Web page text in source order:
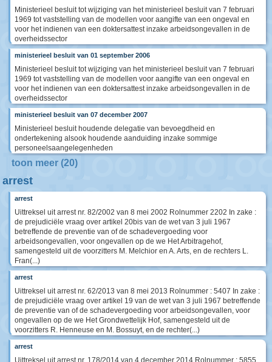
Ministerieel besluit tot wijziging van het ministerieel besluit van 7 februari
1969 tot vaststelling van de modellen voor aangifte van een ongeval en
voor het indienen van een doktersattest inzake arbeidsongevallen in de
overheidssector
ministerieel besluit van 01 september 2006
Ministerieel besluit tot wijziging van het ministerieel besluit van 7 februari
1969 tot vaststelling van de modellen voor aangifte van een ongeval en
voor het indienen van een doktersattest inzake arbeidsongevallen in de
overheidssector
ministerieel besluit van 07 december 2007
Ministerieel besluit houdende delegatie van bevoegdheid en
ondertekening alsook houdende aanduiding inzake sommige
personeelsaangelegenheden
toon meer (20)
arrest
arrest
Uittreksel uit arrest nr. 82/2002 van 8 mei 2002 Rolnummer 2202 In zake :
de prejudiciële vraag over artikel 20bis van de wet van 3 juli 1967
betreffende de preventie van of de schadevergoeding voor
arbeidsongevallen, voor ongevallen op de we Het Arbitragehof,
samengesteld uit de voorzitters M. Melchior en A. Arts, en de rechters L.
Fran(...)
arrest
Uittreksel uit arrest nr. 62/2013 van 8 mei 2013 Rolnummer : 5407 In zake :
de prejudiciële vraag over artikel 19 van de wet van 3 juli 1967 betreffende
de preventie van of de schadevergoeding voor arbeidsongevallen, voor
ongevallen op de we Het Grondwettelijk Hof, samengesteld uit de
voorzitters R. Henneuse en M. Bossuyt, en de rechter(...)
arrest
Uittreksel uit arrest nr. 178/2014 van 4 december 2014 Rolnummer : 5855